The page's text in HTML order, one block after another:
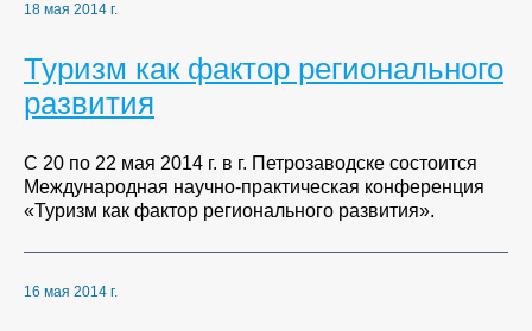
18 мая 2014 г.
Туризм как фактор регионального
развития
С 20 по 22 мая 2014 г. в г. Петрозаводске состоится
Международная научно-практическая конференция
«Туризм как фактор регионального развития».
16 мая 2014 г.